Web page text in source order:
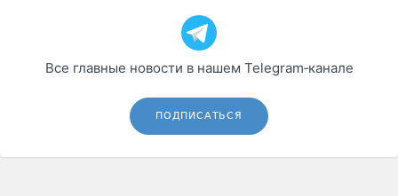
Все главные новости в нашем Telegram‑канале
ПОДПИСАТЬСЯ